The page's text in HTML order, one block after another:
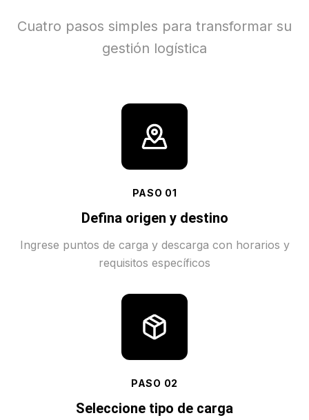
Cuatro pasos simples para transformar su
gestión logística
PASO 01
Defina origen y destino
Ingrese puntos de carga y descarga con horarios y
requisitos específicos
PASO 02
Seleccione tipo de carga